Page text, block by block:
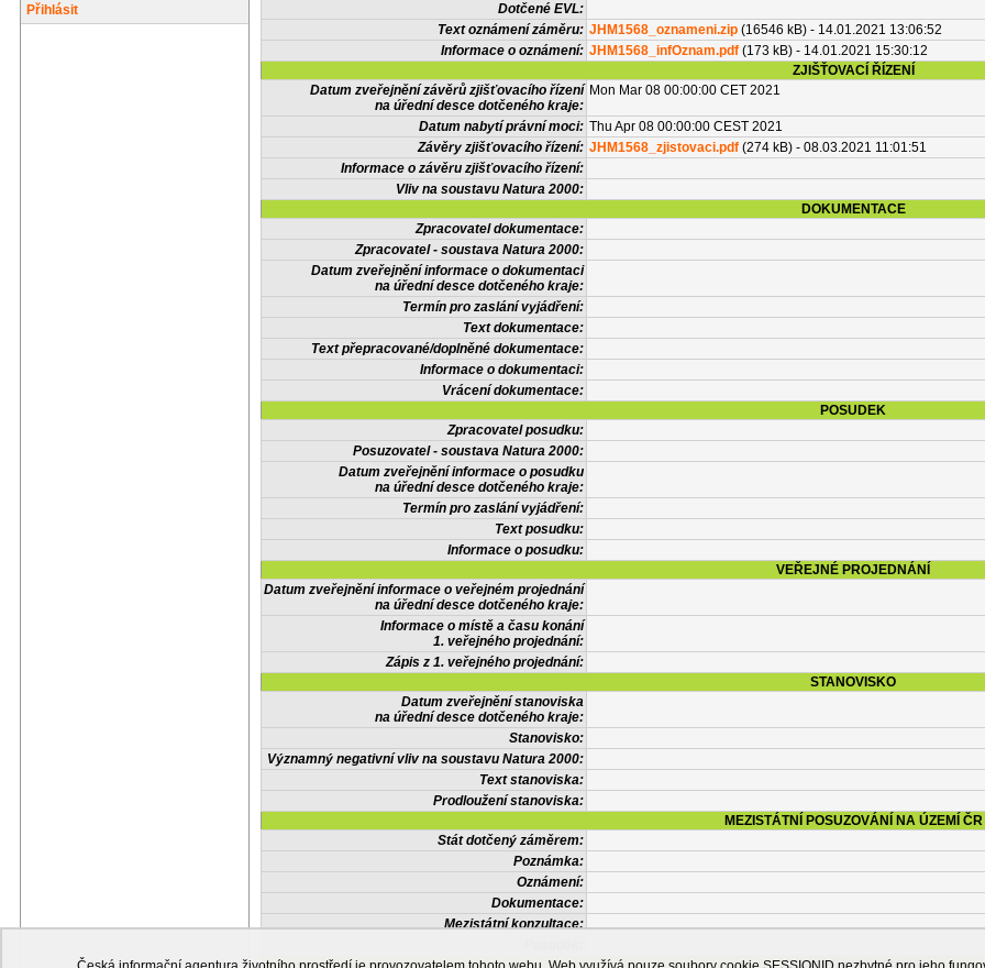
Přihlásit
Dotčené EVL:
Text oznámení záměru: JHM1568_oznameni.zip (16546 kB) - 14.01.2021 13:06:52
Informace o oznámení: JHM1568_infOznam.pdf (173 kB) - 14.01.2021 15:30:12
ZJIŠŤOVACÍ ŘÍZENÍ
Datum zveřejnění závěrů zjišťovacího řízení
na úřední desce dotčeného kraje:
Mon Mar 08 00:00:00 CET 2021
Datum nabytí právní moci: Thu Apr 08 00:00:00 CEST 2021
Závěry zjišťovacího řízení: JHM1568_zjistovaci.pdf (274 kB) - 08.03.2021 11:01:51
Informace o závěru zjišťovacího řízení:
Vliv na soustavu Natura 2000:
DOKUMENTACE
Zpracovatel dokumentace:
Zpracovatel - soustava Natura 2000:
Datum zveřejnění informace o dokumentaci
na úřední desce dotčeného kraje:
Termín pro zaslání vyjádření:
Text dokumentace:
Text přepracované/doplněné dokumentace:
Informace o dokumentaci:
Vrácení dokumentace:
POSUDEK
Zpracovatel posudku:
Posuzovatel - soustava Natura 2000:
Datum zveřejnění informace o posudku
na úřední desce dotčeného kraje:
Termín pro zaslání vyjádření:
Text posudku:
Informace o posudku:
VEŘEJNÉ PROJEDNÁNÍ
Datum zveřejnění informace o veřejném projednání
na úřední desce dotčeného kraje:
Informace o místě a času konání
1. veřejného projednání:
Zápis z 1. veřejného projednání:
STANOVISKO
Datum zveřejnění stanoviska
na úřední desce dotčeného kraje:
Stanovisko:
Významný negativní vliv na soustavu Natura 2000:
Text stanoviska:
Prodloužení stanoviska:
MEZISTÁTNÍ POSUZOVÁNÍ NA ÚZEMÍ ČR
Stát dotčený záměrem:
Poznámka:
Oznámení:
Dokumentace:
Mezistátní konzultace:
OSTATNÍ INFORMACE